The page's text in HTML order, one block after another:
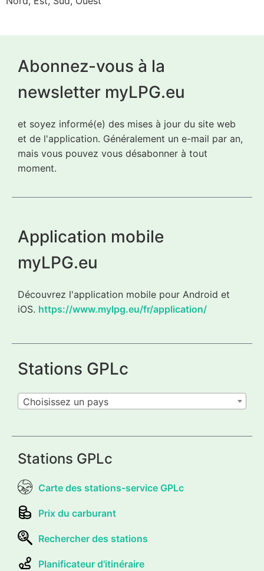
Abonnez-vous à la
newsletter myLPG.eu
et soyez informé(e) des mises à jour du site web
et de l'application. Généralement un e-mail par an,
mais vous pouvez vous désabonner à tout
moment.
Application mobile
myLPG.eu
Découvrez l'application mobile pour Android et
iOS. https://www.mylpg.eu/fr/application/
Stations GPLc
Choisissez un pays
Stations GPLc
Carte des stations-service GPLc
Prix du carburant
Rechercher des stations
Planificateur d'itinéraire